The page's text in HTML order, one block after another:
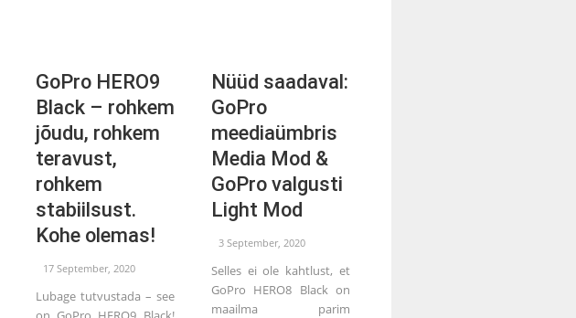
GoPro HERO9
Black – rohkem
jõudu, rohkem
teravust,
rohkem
stabiilsust.
Kohe olemas!
17 September, 2020
Lubage tutvustada – see
Nüüd saadaval:
GoPro
meediaümbris
Media Mod &
GoPro valgusti
Light Mod
3 September, 2020
Selles ei ole kahtlust, et
GoPro HERO8 Black on
maailma parim